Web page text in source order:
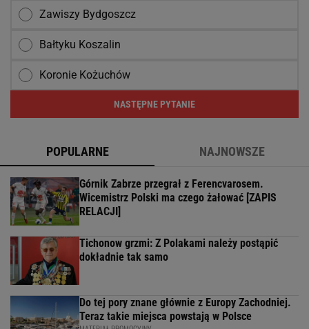
Zawiszy Bydgoszcz
Bałtyku Koszalin
Koronie Kożuchów
NASTĘPNE PYTANIE
POPULARNE NAJNOWSZE
Górnik Zabrze przegrał z Ferencvarosem.
Wicemistrz Polski ma czego żałować [ZAPIS
RELACJI]
Tichonow grzmi: Z Polakami należy postąpić
dokładnie tak samo
Do tej pory znane głównie z Europy Zachodniej.
Teraz takie miejsca powstają w Polsce